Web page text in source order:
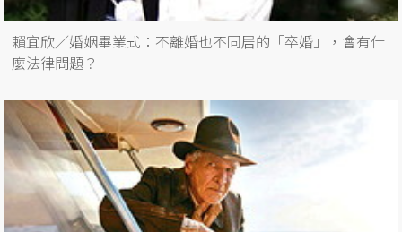
賴宜欣／婚姻畢業式：不離婚也不同居的「卒婚」，會有什
麼法律問題？